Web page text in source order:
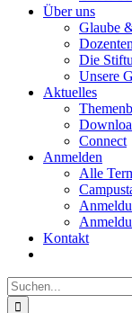
Über uns
Glaube
Die
Unsere
Aktuelles
Connect
Anmelden
Alle
Kontakt
Suche
nach: